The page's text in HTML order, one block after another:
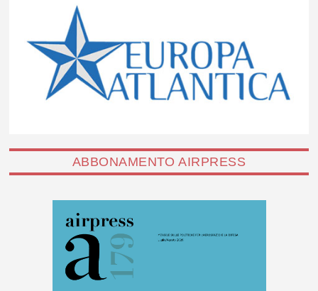
ABBONAMENTO AIRPRESS